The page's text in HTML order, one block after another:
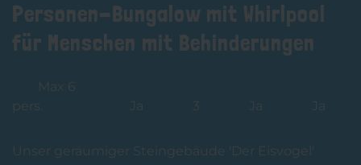
Einrichtungen
Aktivitäten
Honden
Personen-Bungalow mit Whirlpool
für Menschen mit Behinderungen
Max 6
pers.
Ja 3 Ja Ja
Unser geräumiger Steingebäude 'Der Eisvogel'